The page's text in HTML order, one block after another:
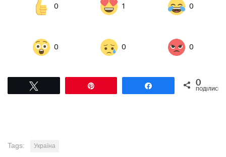
0 1 0
0 0 0
Поділитися0
ПОДІЛИСЬ
Tags: Україна